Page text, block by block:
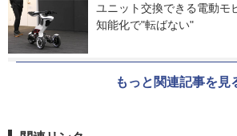
ユニット交換できる電動モ
知能化で"転ばない"
もっと関連記事を見